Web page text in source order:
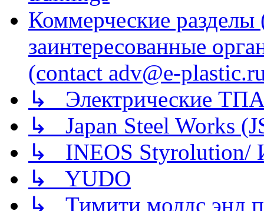
Коммерческие
заинтересованные
(contact adv@e-
↳ Электрические
↳ Japan Steel Works
↳ INEOS
↳ YUDO
↳ Тимити молдс энд